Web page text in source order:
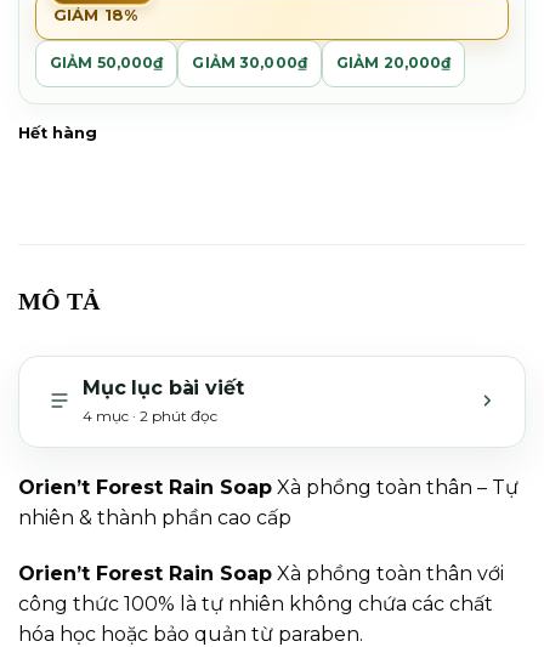
GIẢM 18%
GIẢM 50,000₫ GIẢM 30,000₫ GIẢM 20,000₫
Hết hàng
MÔ TẢ
Mục lục bài viết
4 mục · 2 phút đọc
Orien’t Forest Rain Soap Xà phồng toàn thân – Tự
nhiên & thành phần cao cấp
Orien’t Forest Rain Soap Xà phồng toàn thân với
công thức 100% là tự nhiên không chứa các chất
hóa học hoặc bảo quản từ paraben.